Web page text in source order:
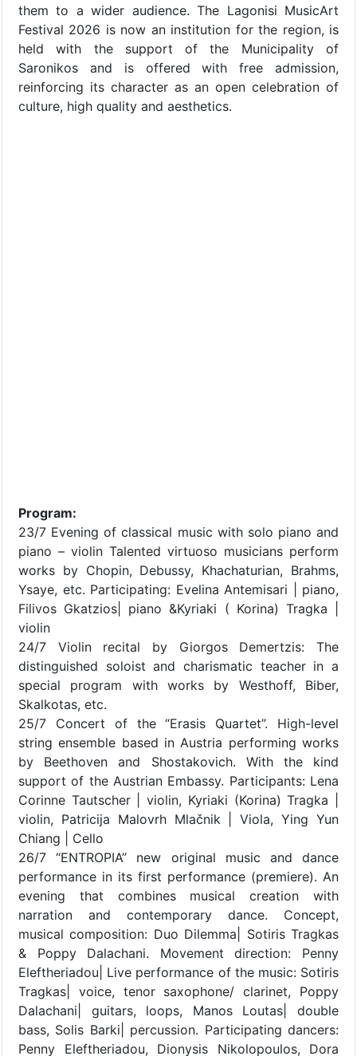
them to a wider audience. The Lagonisi MusicArt
Festival 2026 is now an institution for the region, is
held with the support of the Municipality of
Saronikos and is offered with free admission,
reinforcing its character as an open celebration of
culture, high quality and aesthetics.
Program:
23/7 Evening of classical music with solo piano and
piano – violin Talented virtuoso musicians perform
works by Chopin, Debussy, Khachaturian, Brahms,
Ysaye, etc. Participating: Evelina Antemisari | piano,
Filivos Gkatzios| piano &Kyriaki ( Korina) Tragka |
violin
24/7 Violin recital by Giorgos Demertzis: The
distinguished soloist and charismatic teacher in a
special program with works by Westhoff, Biber,
Skalkotas, etc.
25/7 Concert of the “Erasis Quartet”. High-level
string ensemble based in Austria performing works
by Beethoven and Shostakovich. With the kind
support of the Austrian Embassy. Participants: Lena
Corinne Tautscher | violin, Kyriaki (Korina) Tragka |
violin, Patricija Malovrh Mlačnik | Viola, Ying Yun
Chiang | Cello
26/7 “ENTROPIA” new original music and dance
performance in its first performance (premiere). An
evening that combines musical creation with
narration and contemporary dance. Concept,
musical composition: Duo Dilemma| Sotiris Tragkas
& Poppy Dalachani. Movement direction: Penny
Eleftheriadou| Live performance of the music: Sotiris
Tragkas| voice, tenor saxophone/ clarinet, Poppy
Dalachani| guitars, loops, Manos Loutas| double
bass, Solis Barki| percussion. Participating dancers:
Penny Eleftheriadou, Dionysis Nikolopoulos, Dora